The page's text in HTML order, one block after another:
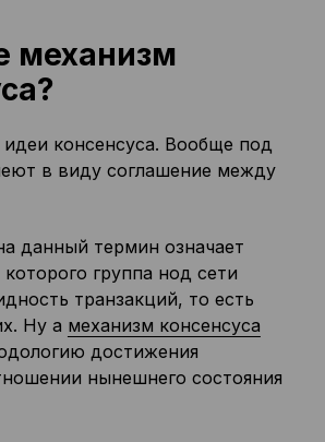
механизм
консенсуса. Вообще под
в виду соглашение между
данный термин означает
группа нод сети
транзакций, то есть
Ну а механизм консенсуса
достижения
нынешнего состояния